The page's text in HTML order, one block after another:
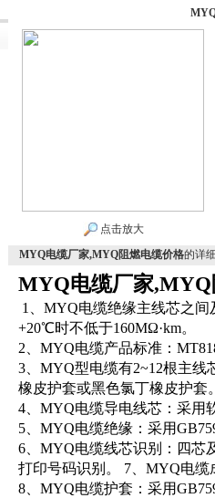
点击放大
MYQ电缆厂家,MYQ阻燃电缆价格的详
MYQ电缆厂家,MYQ
1、 MYQ电缆绝缘主线芯之
+20℃时不低于160MΩ·km。
2、 MYQ电缆产品标准：
3、 MYQ型电缆有2~12根主线
橡皮护套或黑色氯丁橡皮护套
4、 MYQ电缆导电线芯：采用
5、 MYQ电缆绝缘：采用
6、 MYQ电缆线芯识别：四芯
打印号码识别。
7、 MYQ电缆
8、 MYQ电缆护套：采用